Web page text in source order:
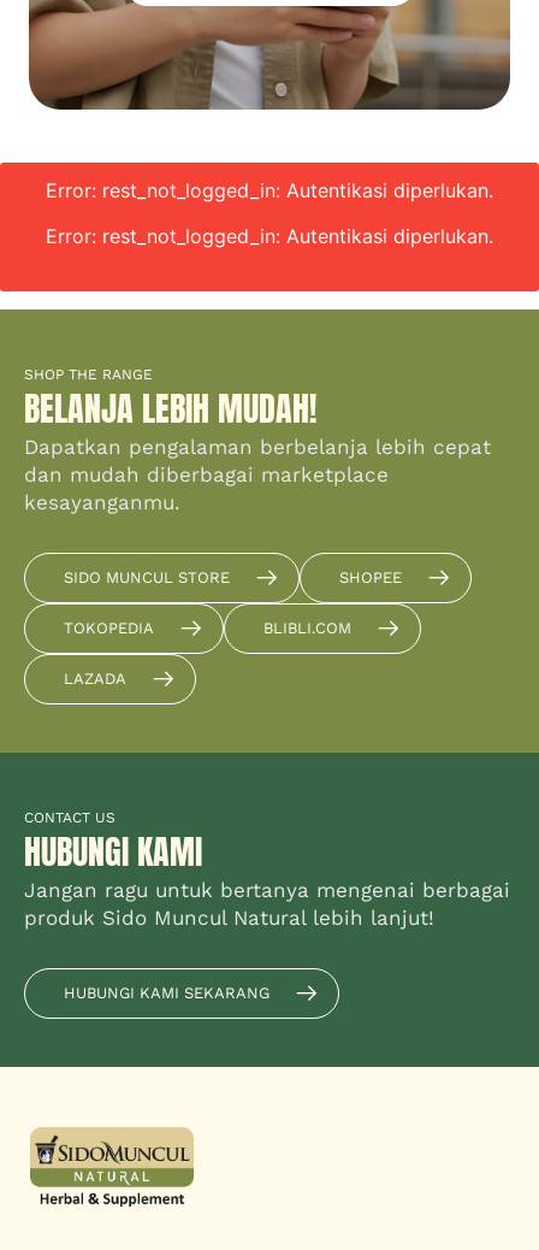
Error: rest_not_logged_in: Autentikasi diperlukan.
Error: rest_not_logged_in: Autentikasi diperlukan.
SHOP THE RANGE
BELANJA LEBIH MUDAH!
Dapatkan pengalaman berbelanja lebih cepat
dan mudah diberbagai marketplace
kesayanganmu.
SIDO MUNCUL STORE SHOPEE
TOKOPEDIA BLIBLI.COM
LAZADA
CONTACT US
HUBUNGI KAMI
Jangan ragu untuk bertanya mengenai berbagai
produk Sido Muncul Natural lebih lanjut!
HUBUNGI KAMI SEKARANG